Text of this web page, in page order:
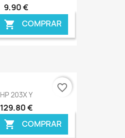
9,90 €
 COMPRAR
€ ONLINE
HP 203X Y
129,80 €
 COMPRAR
favorite_border